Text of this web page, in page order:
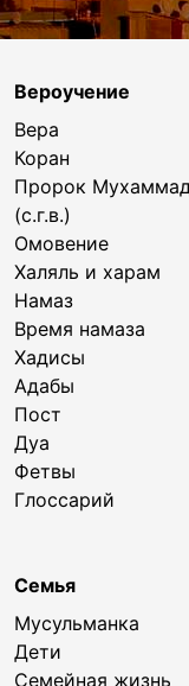
Вероучение
Вера
Коран
Пророк
(с.г.в.)
Омовение
Халяль и харам
Намаз
Время намаза
Хадисы
Адабы
Пост
Дуа
Фетвы
Глоссарий
Семья
Мусульманка
Дети
Семейная жизнь